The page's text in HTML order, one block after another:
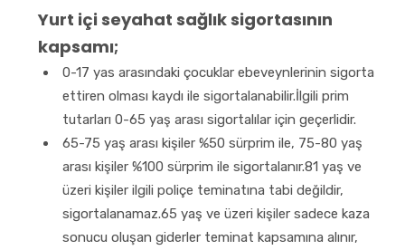
Yurt içi seyahat sağlık sigortasının
kapsamı;
0-17 yas arasındaki çocuklar ebeveynlerinin sigorta
ettiren olması kaydı ile sigortalanabilir.İlgili prim
tutarları 0-65 yaş arası sigortalılar için geçerlidir.
65-75 yaş arası kişiler %50 sürprim ile, 75-80 yaş
arası kişiler %100 sürprim ile sigortalanır.81 yaş ve
üzeri kişiler ilgili poliçe teminatına tabi değildir,
sigortalanamaz.65 yaş ve üzeri kişiler sadece kaza
sonucu oluşan giderler teminat kapsamına alınır,